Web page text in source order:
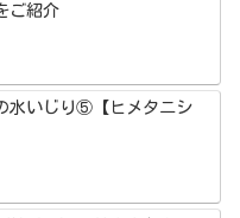
ご紹介
水いじり⑤【ヒメタニシ